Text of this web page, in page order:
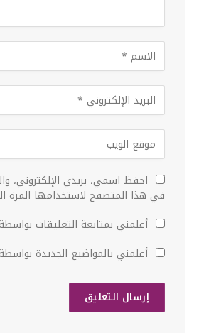
احفظ اسمي، بريدي الإلكتروني،
في هذا المتصفح لاستخدامها المرة
أعلمني بمتابعة التعليقات بواسطة
أعلمني بالمواضيع الجديدة بواسطة